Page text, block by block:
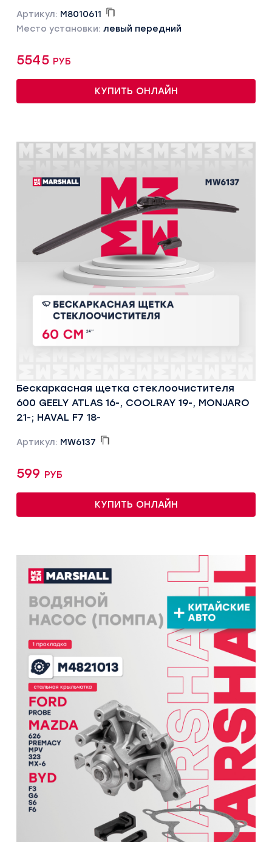
Артикул: M8010611
Место установки: левый передний
5545 руб
КУПИТЬ ОНЛАЙН
Бескаркасная щетка стеклоочистителя
600 GEELY ATLAS 16-, COOLRAY 19-, MONJARO
21-; HAVAL F7 18-
Артикул: MW6137
599 руб
КУПИТЬ ОНЛАЙН